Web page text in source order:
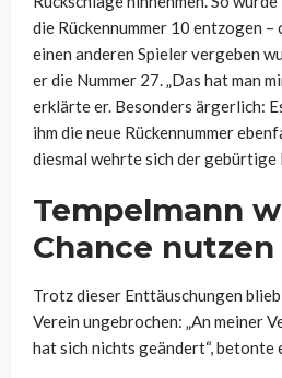
die Rückennummer 10 entzogen –
einen anderen Spieler vergeben
er die Nummer 27. „Das hat man
erklärte er. Besonders ärgerlich:
ihm die neue Rückennummer
diesmal wehrte sich der
Tempelmann
Chance nutzen
Trotz dieser Enttäuschungen
Verein ungebrochen: „An meiner
hat sich nichts geändert“, betonte